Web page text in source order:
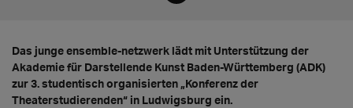
Das junge ensemble-netzwerk lädt mit Unterstützung der
Akademie für Darstellende Kunst Baden-Württemberg (ADK)
zur 3. studentisch organisierten „Konferenz der
Theaterstudierenden“ in Ludwigsburg ein.